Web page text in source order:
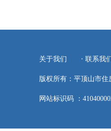
关于我们 · 联系我
版权所有：平顶山市住
网站标识码 ：